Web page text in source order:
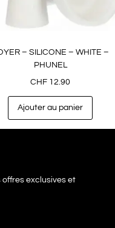
– SILICONE – WHITE –
PHUNEL
CHF 12.90
Ajouter au panier
exclusives et